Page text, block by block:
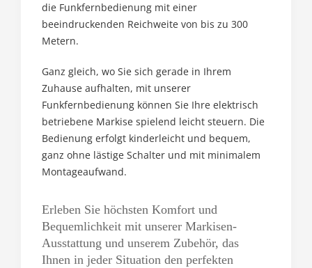
die Funkfernbedienung mit einer
beeindruckenden Reichweite von bis zu 300
Metern.
Ganz gleich, wo Sie sich gerade in Ihrem
Zuhause aufhalten, mit unserer
Funkfernbedienung können Sie Ihre elektrisch
betriebene Markise spielend leicht steuern. Die
Bedienung erfolgt kinderleicht und bequem,
ganz ohne lästige Schalter und mit minimalem
Montageaufwand.
Erleben Sie höchsten Komfort und
Bequemlichkeit mit unserer Markisen-
Ausstattung und unserem Zubehör, das
Ihnen in jeder Situation den perfekten